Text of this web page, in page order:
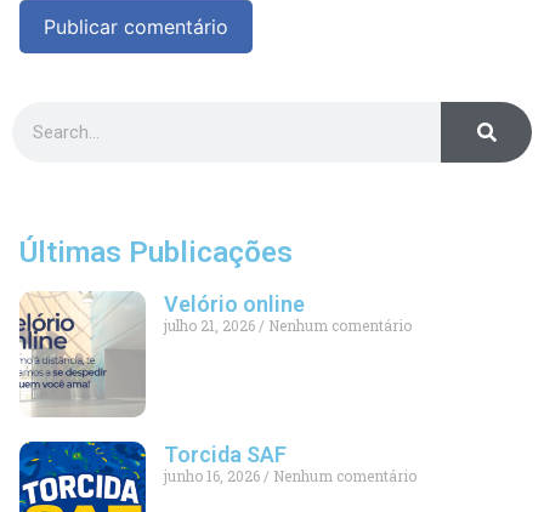
Últimas Publicações
Velório online
julho 21, 2026 Nenhum comentário
Torcida SAF
junho 16, 2026 Nenhum comentário